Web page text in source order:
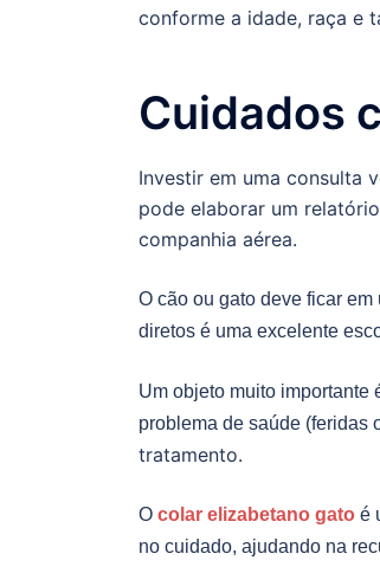
conforme a idade, raça e
Cuidados
Investir em uma consulta
pode elaborar um
companhia aérea.
O cão ou gato deve ficar
diretos é uma excelente
Um objeto muito importante
problema de saúde (feridas
tratamento.
O colar elizabetano gato é
no cuidado, ajudando na